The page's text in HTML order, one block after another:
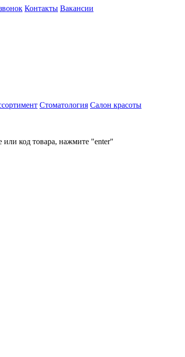
Контакты Вакансии
Стоматология Салон красоты
или код товара, нажмите "enter"